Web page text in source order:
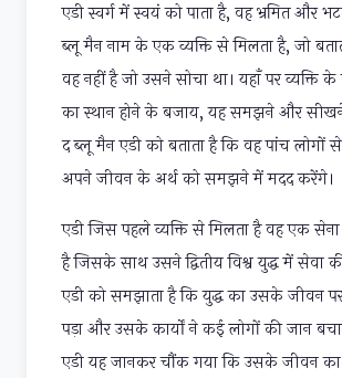
एडी स्वर्ग में स्वयं को पाता है, वह भ्रमित और
ब्लू मैन नाम के एक व्यक्ति से मिलता है, जो
वह नहीं है जो उसने सोचा था। यहाँ पर व्यक्ति के
का स्थान होने के बजाय, यह समझने और सीखने
द ब्लू मैन एडी को बताता है कि वह पांच लोगों
अपने जीवन के अर्थ को समझने में मदद करेंगे।
एडी जिस पहले व्यक्ति से मिलता है वह एक
है जिसके साथ उसने द्वितीय विश्व युद्ध में सेवा
एडी को समझाता है कि युद्ध का उसके जीवन पर
पड़ा और उसके कार्यों ने कई लोगों की जान
एडी यह जानकर चौंक गया कि उसके जीवन का